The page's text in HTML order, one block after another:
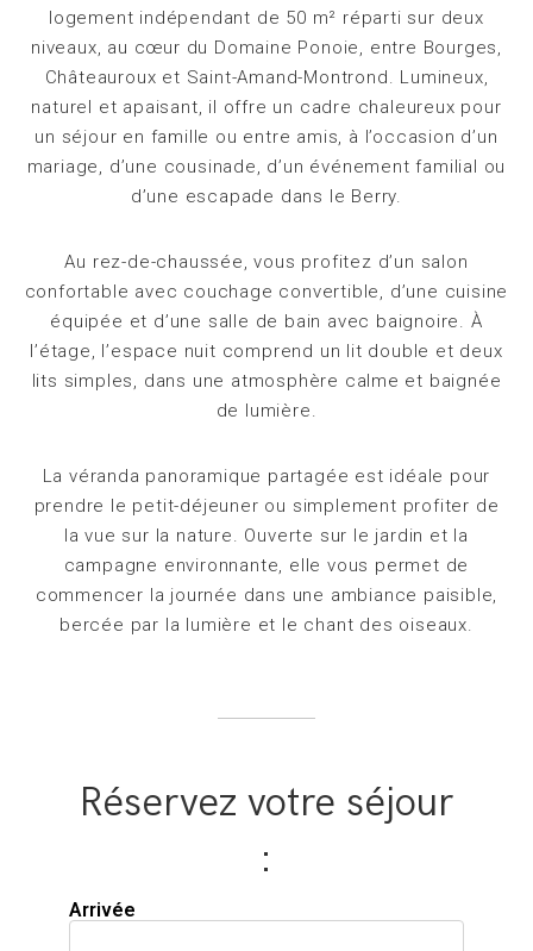
logement indépendant de 50 m² réparti sur deux
niveaux, au cœur du Domaine Ponoie, entre Bourges,
Châteauroux et Saint-Amand-Montrond. Lumineux,
naturel et apaisant, il offre un cadre chaleureux pour
un séjour en famille ou entre amis, à l’occasion d’un
mariage, d’une cousinade, d’un événement familial ou
d’une escapade dans le Berry.
Au rez-de-chaussée, vous profitez d’un salon
confortable avec couchage convertible, d’une cuisine
équipée et d’une salle de bain avec baignoire. À
l’étage, l’espace nuit comprend un lit double et deux
lits simples, dans une atmosphère calme et baignée
de lumière.
La véranda panoramique partagée est idéale pour
prendre le petit-déjeuner ou simplement profiter de
la vue sur la nature. Ouverte sur le jardin et la
campagne environnante, elle vous permet de
commencer la journée dans une ambiance paisible,
bercée par la lumière et le chant des oiseaux.
Réservez votre séjour
:
Arrivée